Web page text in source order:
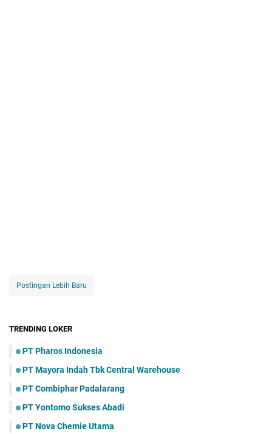
Postingan Lebih Baru
TRENDING LOKER
PT Pharos Indonesia
PT Mayora Indаh Tbk Central Warehouse
PT Combiphar Padalarang
PT Yontomo Sukses Abadi
PT Nova Chemie Utama